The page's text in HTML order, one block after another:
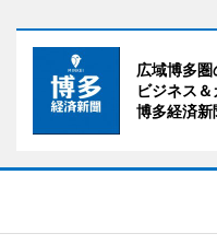
広域博多圏
ビジネス
博多経済新